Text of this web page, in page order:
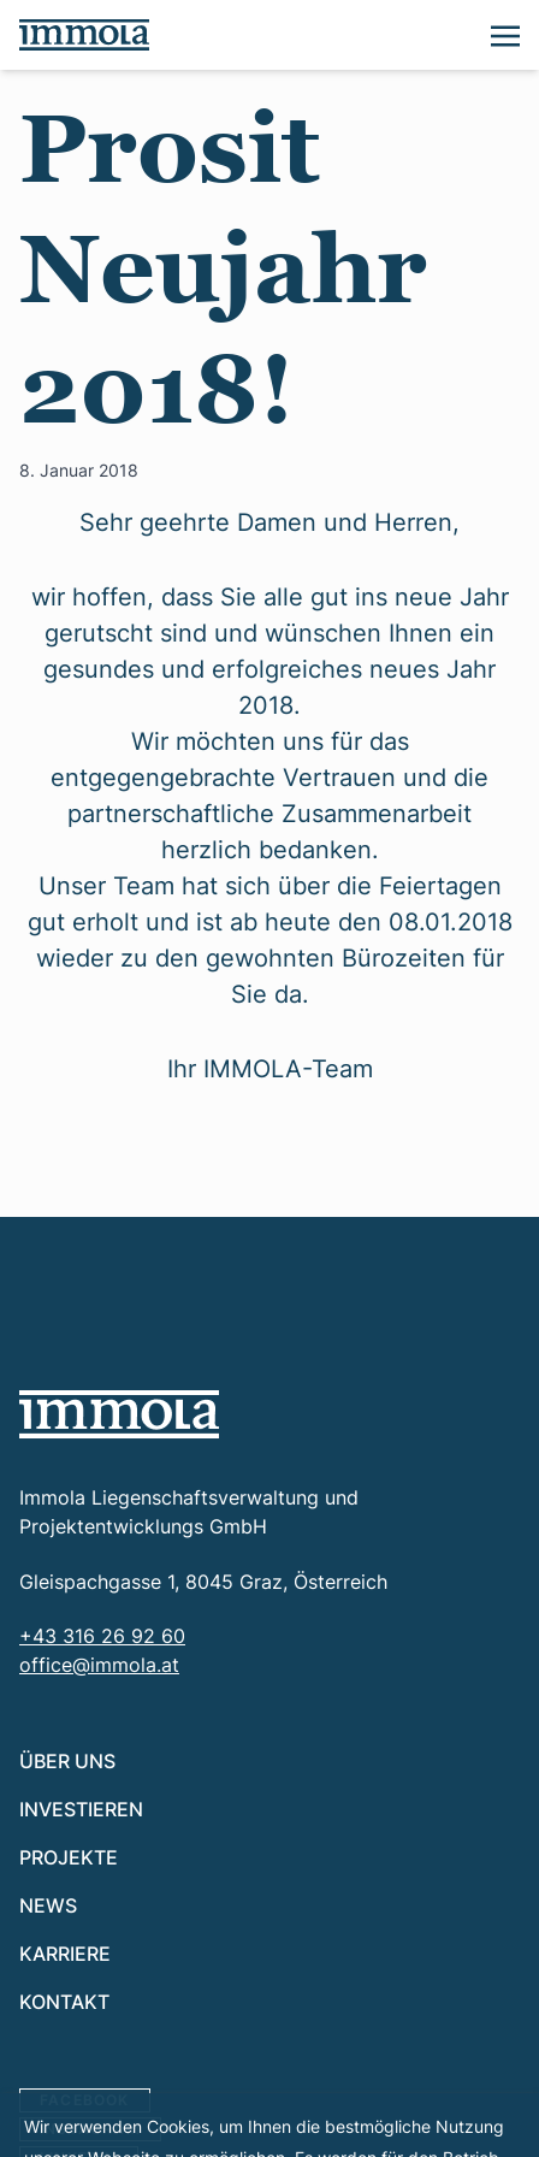
Prosit
Neujahr
2018!
8. Januar 2018
Sehr geehrte Damen und Herren,
wir hoffen, dass Sie alle gut ins neue Jahr
gerutscht sind und wünschen Ihnen ein
gesundes und erfolgreiches neues Jahr
2018.
Wir möchten uns für das
entgegengebrachte Vertrauen und die
partnerschaftliche Zusammenarbeit
herzlich bedanken.
Unser Team hat sich über die Feiertagen
gut erholt und ist ab heute den 08.01.2018
wieder zu den gewohnten Bürozeiten für
Sie da.
Ihr IMMOLA-Team
Immola Liegenschaftsverwaltung und
Projektentwicklungs GmbH
Gleispachgasse 1, 8045 Graz, Österreich
+43 316 26 92 60
office@immola.at
ÜBER UNS
INVESTIEREN
PROJEKTE
NEWS
KARRIERE
KONTAKT
INSTAGRAM
Wir verwenden Cookies, um Ihnen die bestmögliche Nutzung